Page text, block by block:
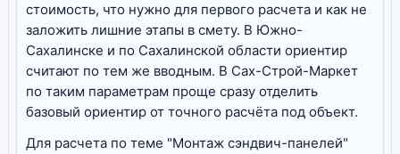
стоимость, что нужно для первого расчета и как не
заложить лишние этапы в смету. В Южно-
Сахалинске и по Сахалинской области ориентир
считают по тем же вводным. В Сах-Строй-Маркет
по таким параметрам проще сразу отделить
базовый ориентир от точного расчёта под объект.
Для расчета по теме "Монтаж сэндвич-панелей"